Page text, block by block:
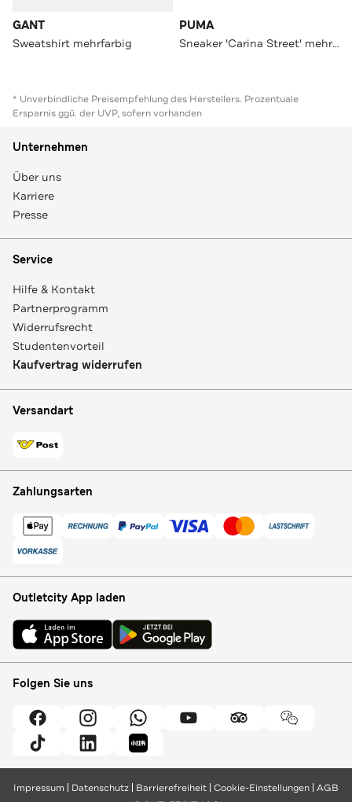
GANT
Sweatshirt mehrfarbig
PUMA
Sneaker 'Carina Street' mehrfarbig
* Unverbindliche Preisempfehlung des Herstellers. Prozentuale
Ersparnis ggü. der UVP, sofern vorhanden
Unternehmen
Über uns
Karriere
Presse
Service
Hilfe & Kontakt
Partnerprogramm
Widerrufsrecht
Studentenvorteil
Kaufvertrag widerrufen
Versandart
Zahlungsarten
Outletcity App laden
Folgen Sie uns
Impressum Datenschutz Barrierefreiheit Cookie-Einstellungen AGB